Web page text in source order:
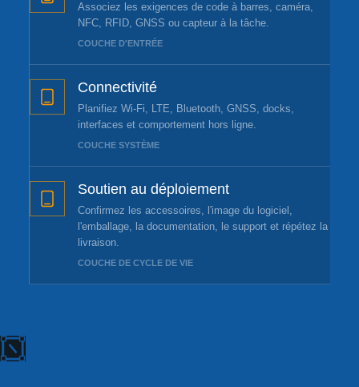
Associez les exigences de code à barres, caméra,
NFC, RFID, GNSS ou capteur à la tâche.
COUCHE D'ENTRÉE
Connectivité
Planifiez Wi-Fi, LTE, Bluetooth, GNSS, docks,
interfaces et comportement hors ligne.
COUCHE SYSTÈME
Soutien au déploiement
Confirmez les accessoires, l'image du logiciel,
l'emballage, la documentation, le support et répétez la
livraison.
COUCHE DE CYCLE DE VIE